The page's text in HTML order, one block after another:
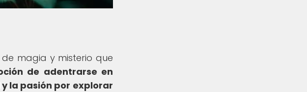
de magia y misterio que
de adentrarse en
la pasión por explorar